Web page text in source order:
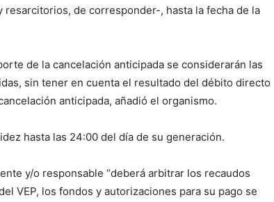
de corresponder-, hasta la fecha de la
de la cancelación anticipada se considerarán las
sin tener en cuenta el resultado del débito directo
anticipada, añadió el organismo.
hasta las 24:00 del día de su generación.
y/o responsable “deberá arbitrar los recaudos
VEP, los fondos y autorizaciones para su pago se